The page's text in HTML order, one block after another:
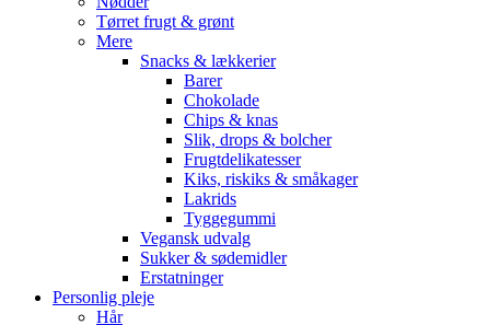
Tørret frugt & grønt
Mere
Snacks & lækkerier
Barer
Chokolade
Chips & knas
Slik, drops & bolcher
Frugtdelikatesser
Kiks, riskiks & småkager
Lakrids
Tyggegummi
Vegansk udvalg
Sukker & sødemidler
Erstatninger
Personlig pleje
Hår